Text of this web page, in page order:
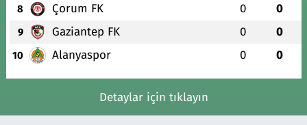
8 Çorum FK 0 0
9 Gaziantep FK 0 0
10 Alanyaspor 0 0
Detaylar için tıklayın